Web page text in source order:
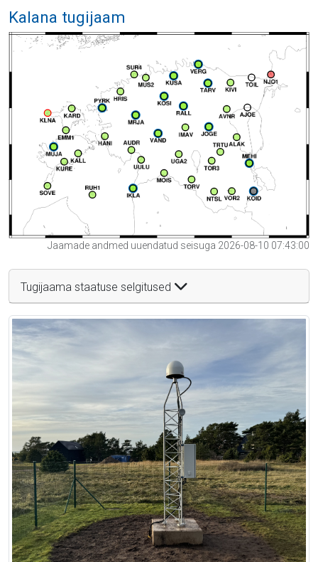
Kalana tugijaam
Jaamade andmed uuendatud seisuga 2026-08-10 07:43:00
Tugijaama staatuse selgitused